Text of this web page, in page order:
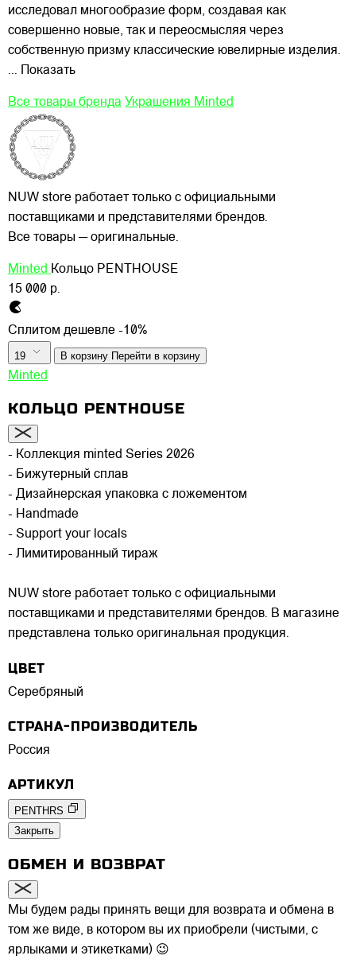
исследовал многообразие форм, создавая как
совершенно новые, так и переосмысляя через
собственную призму классические ювелирные изделия.
... Показать
Все товары бренда Украшения Minted
NUW store работает только с официальными
поставщиками и представителями брендов.
Все товары — оригинальные.
Minted Кольцо PENTHOUSE
15 000 р.
Сплитом дешевле -10%
19 В корзину Перейти в корзину
Minted
КОЛЬЦО PENTHOUSE
- Коллекция minted Series 2026
- Бижутерный сплав
- Дизайнерская упаковка с ложементом
- Handmade
- Support your locals
- Лимитированный тираж
NUW store работает только с официальными
поставщиками и представителями брендов. В магазине
представлена только оригинальная продукция.
ЦВЕТ
Серебряный
СТРАНА-ПРОИЗВОДИТЕЛЬ
Россия
АРТИКУЛ
PENTHRS
Закрыть
ОБМЕН И ВОЗВРАТ
Мы будем рады принять вещи для возврата и обмена в
том же виде, в котором вы их приобрели (чистыми, с
ярлыками и этикетками) 😉